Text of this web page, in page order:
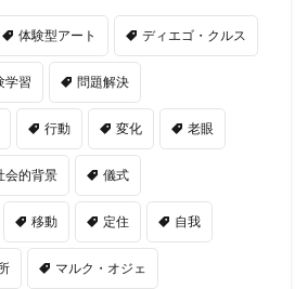
体験型アート ディエゴ・クルス
学習 問題解決
行動 変化 老眼
会的背景 儀式
移動 定住 自我
マルク・オジェ